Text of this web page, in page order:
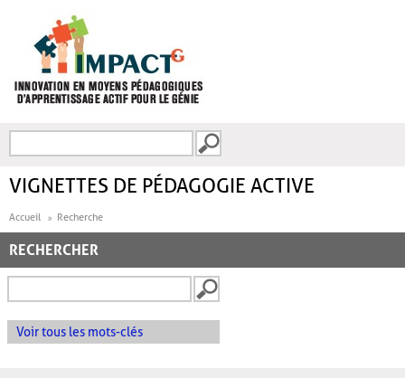
FORMULAIRE DE
VIGNETTES DE PÉDAGOGIE ACTIVE
Accueil Recherche
RECHERCHER
Voir tous les mots-clés